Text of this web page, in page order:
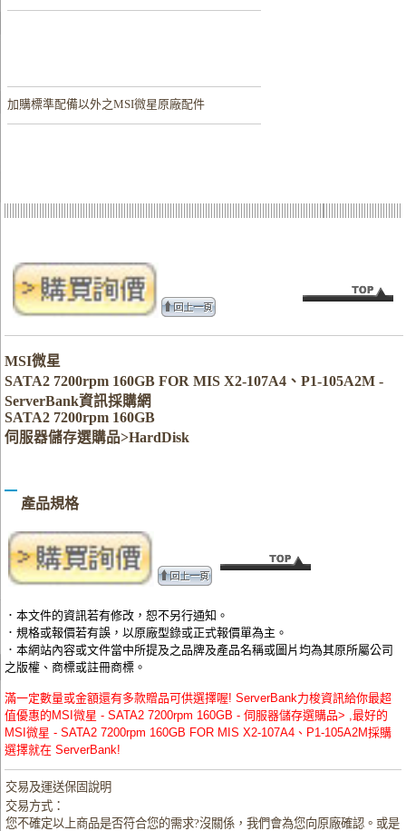
加購標準配備以外之MSI微星原廠配件
MSI微星
SATA2 7200rpm 160GB FOR MIS X2-107A4、P1-105A2M -
ServerBank資訊採購網
SATA2 7200rpm 160GB
伺服器儲存選購品>HardDisk
產品規格
．本文件的資訊若有修改，恕不另行通知。
．規格或報價若有誤，以原廠型錄或正式報價單為主。
．本網站內容或文件當中所提及之品牌及產品名稱或圖片均為其原所屬公司
之版權、商標或註冊商標。
滿一定數量或金額還有多款贈品可供選擇喔! ServerBank力梭資訊給你最超
值優惠的MSI微星 - SATA2 7200rpm 160GB - 伺服器儲存選購品> ,最好的
MSI微星 - SATA2 7200rpm 160GB FOR MIS X2-107A4、P1-105A2M採購
選擇就在 ServerBank!
交易及運送保固說明
交易方式：
您不確定以上商品是否符合您的需求?沒關係，我們會為您向原廠確認。或是